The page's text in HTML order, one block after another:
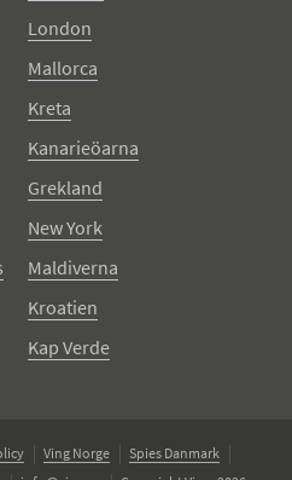
London
Mallorca
Kreta
Kanarieöarna
Grekland
New York
Maldiverna
Kroatien
Kap Verde
Ving Norge
Spies Danmark